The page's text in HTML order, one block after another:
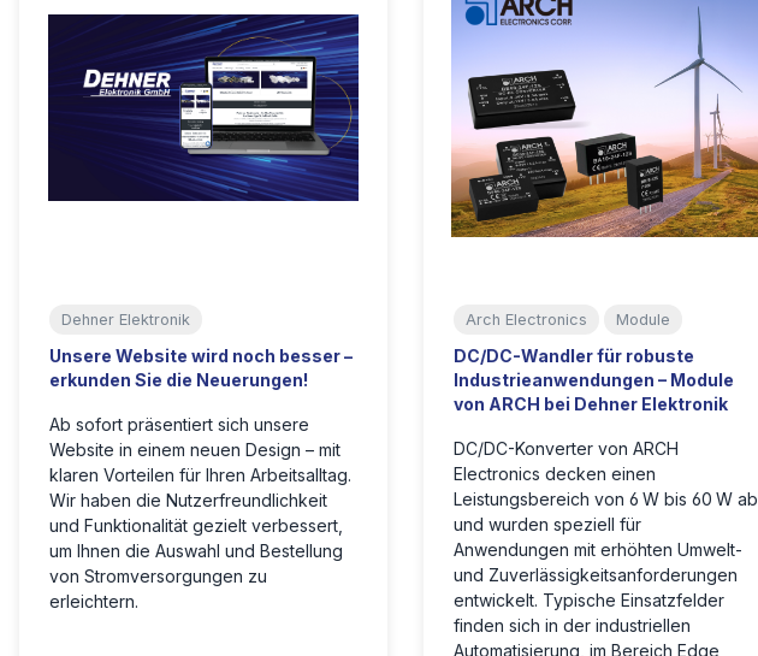
Dehner Elektronik
Unsere Website wird noch besser –
erkunden Sie die Neuerungen!
Ab sofort präsentiert sich unsere
Website in einem neuen Design – mit
klaren Vorteilen für Ihren Arbeitsalltag.
Wir haben die Nutzerfreundlichkeit
und Funktionalität gezielt verbessert,
um Ihnen die Auswahl und Bestellung
von Stromversorgungen zu
erleichtern.
Arch Electronics Module
DC/DC-Wandler für robuste
Industrieanwendungen – Module
von ARCH bei Dehner Elektronik
DC/DC-Konverter von ARCH
Electronics decken einen
Leistungsbereich von 6 W bis 60 W ab
und wurden speziell für
Anwendungen mit erhöhten Umwelt-
und Zuverlässigkeitsanforderungen
entwickelt. Typische Einsatzfelder
finden sich in der industriellen
Automatisierung, im Bereich Edge